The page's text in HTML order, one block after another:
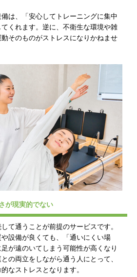
は、「安心してトレーニングに集中
くれます。逆に、不衛生な環境や雑
そのものがストレスになりかねませ
が現実的でない
て通うことが前提のサービスです。
設備が良くても、「通いにくい場
が遠のいてしまう可能性が高くなり
の両立をしながら通う人にとって、
なストレスとなります。